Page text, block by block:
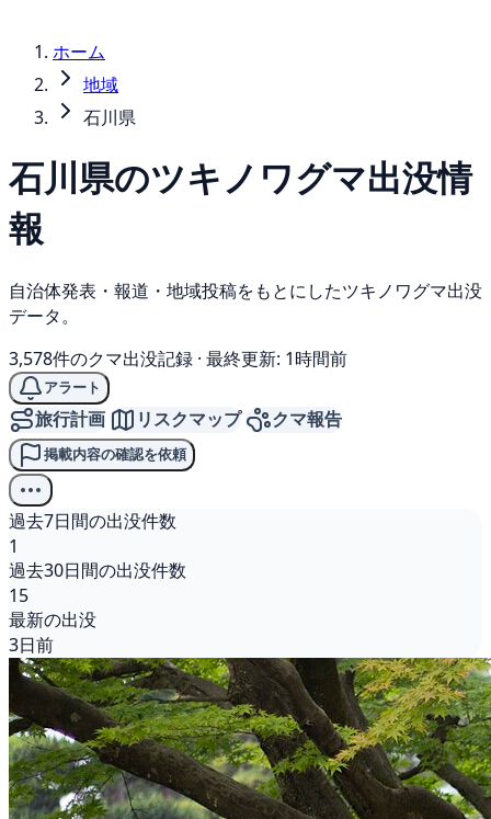
ホーム
地域
石川県
石川県のツキノワグマ出没情
報
自治体発表・報道・地域投稿をもとにしたツキノワグマ出没
データ。
3,578件のクマ出没記録 · 最終更新: 1時間前
アラート
旅行計画 リスクマップ クマ報告
掲載内容の確認を依頼
過去7日間の出没件数
1
過去30日間の出没件数
15
最新の出没
3日前